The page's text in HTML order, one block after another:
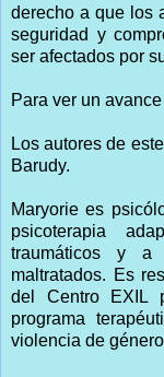
derecho a que los
seguridad y
ser afectados por
Para ver un
Los autores de
Barudy.
Maryorie es
psicoterapia
traumáticos y
maltratados. Es
del Centro EXIL
programa
violencia de